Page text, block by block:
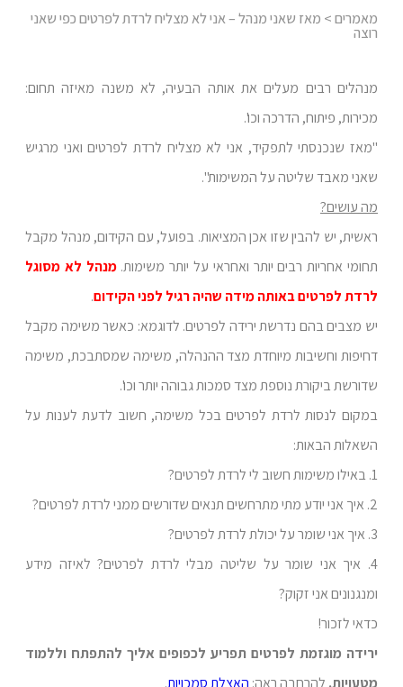
מאמרים> מאז שאני מנהל – אני לא מצליח לרדת לפרטים כפי שאני
רוצה
מנהלים רבים מעלים את אותה הבעיה, לא משנה מאיזה תחום:
מכירות, פיתוח, הדרכה וכו'.
"מאז שנכנסתי לתפקיד, אני לא מצליח לרדת לפרטים ואני מרגיש
שאני מאבד שליטה על המשימות".
מה עושים?
ראשית, יש להבין שזו אכן המציאות. בפועל, עם הקידום, מנהל מקבל
תחומי אחריות רבים יותר ואחראי על יותר משימות.מנהל לא מסוגל
לרדת לפרטים באותה מידה שהיה רגיל לפני הקידום.
יש מצבים בהם נדרשת ירידה לפרטים. לדוגמא: כאשר משימה מקבל
דחיפות וחשיבות מיוחדת מצד ההנהלה, משימה שמסתבכת, משימה
שדורשת ביקורת נוספת מצד סמכות גבוהה יותר וכו'.
במקום לנסות לרדת לפרטים בכל משימה, חשוב לדעת לענות על
השאלות הבאות:
1. באילו משימות חשוב לי לרדת לפרטים?
2. איך אני יודע מתי מתרחשים תנאים שדורשים ממני לרדת לפרטים?
3. איך אני שומר על יכולת לרדת לפרטים?
4. איך אני שומר על שליטה מבלי לרדת לפרטים? לאיזה מידע
ומנגנונים אני זקוק?
כדאי לזכור!
ירידה מוגזמת לפרטים תפריע לכפופים אליך להתפתח וללמוד
מטעויות. להרחבה ראה: האצלת סמכויות.